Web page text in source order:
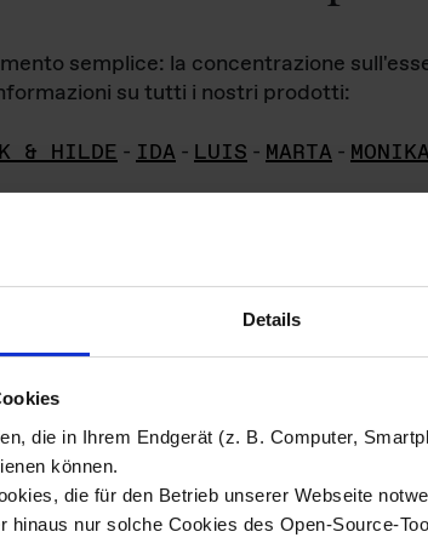
Details
die in Ihrem Endgerät (z. B. Computer,
können.
die für den Betrieb unserer Webseite
hinaus nur solche Cookies des Open-Source-
semplice: la concentrazione
su tutti i nostri prodotti:
& HILDE - IDA - LUIS - MARTA - MONIKA
di
materiale fotografico sono detenuti da